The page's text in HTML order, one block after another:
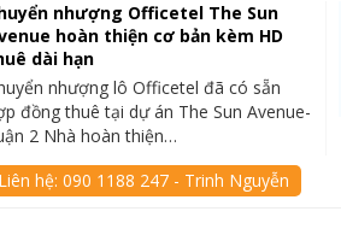
nhượng Officetel The Sun
hoàn thiện cơ bản kèm HD
dài hạn
nhượng lô Officetel đã có sẵn
đồng thuê tại dự án The Sun Avenue-
2 Nhà hoàn thiện…
Liên hệ:090 1188 247 - Trinh Nguyễn